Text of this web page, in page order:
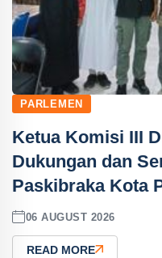
PARLEMEN
Ketua Komisi III
Dukungan dan
Paskibraka Kota
06 AUGUST 2026
READ MORE